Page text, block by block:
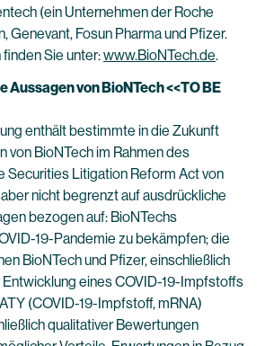
(ein Unternehmen der Roche
Genevant, Fosun Pharma und Pfizer.
Sie unter:www.BioNTech.de.
von BioNTech <<TO BE
enthält bestimmte in die Zukunft
von BioNTech im Rahmen des
Securities Litigation Reform Act von
nicht begrenzt auf ausdrückliche
bezogen auf: BioNTechs
19-Pandemie zu bekämpfen; die
BioNTech und Pfizer, einschließlich
eines COVID-19-Impfstoffs
(COVID-19-Impfstoff, mRNA)
qualitativer Bewertungen